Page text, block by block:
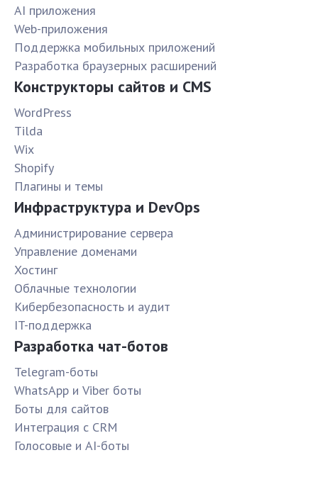
AI приложения
Web-приложения
Поддержка мобильных приложений
Разработка браузерных расширений
Конструкторы сайтов и CMS
WordPress
Tilda
Wix
Shopify
Плагины и темы
Инфраструктура и DevOps
Администрирование сервера
Управление доменами
Хостинг
Облачные технологии
Кибербезопасность и аудит
IT-поддержка
Разработка чат-ботов
Telegram-боты
WhatsApp и Viber боты
Боты для сайтов
Интеграция с CRM
Голосовые и AI-боты